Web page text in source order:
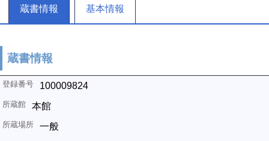
蔵書情報 基本情報
蔵書情報
100009824
本館
一般